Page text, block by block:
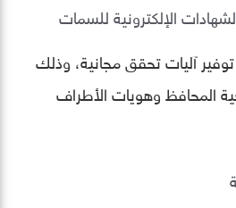
الإلكترونية للسمات
آليات تحقق مجانية، وذلك
المحافظ وهويات الأطراف